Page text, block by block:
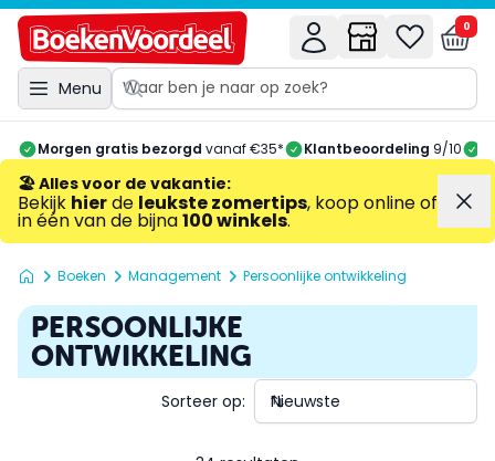
Menu
0
Morgen gratis bezorgd vanaf €35* Klantbeoordeling 9/10
🏖️ Alles voor de vakantie:
Bekijk hierde leukste zomertips, koop online of
in één van de bijna100 winkels.
Boeken Management Persoonlijke ontwikkeling
PERSOONLIJKE
ONTWIKKELING
Sorteer op: